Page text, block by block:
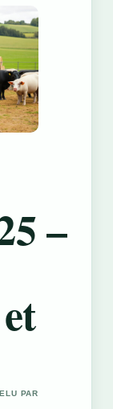
–
PAR